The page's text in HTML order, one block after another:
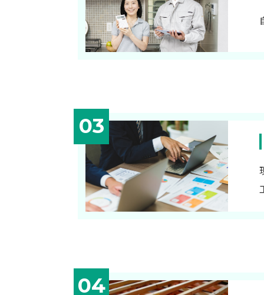
03
04